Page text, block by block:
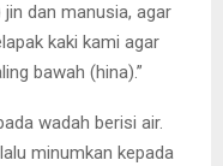
dan manusia, agar
kaki kami agar
bawah (hina).”
wadah berisi air.
minumkan kepada